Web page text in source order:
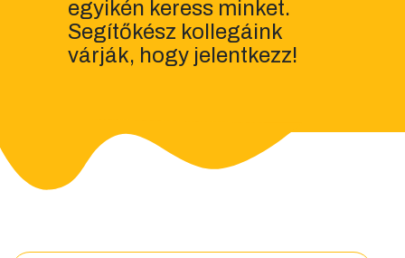
egyikén keress minket.
Segítőkész kollegáink
várják, hogy jelentkezz!